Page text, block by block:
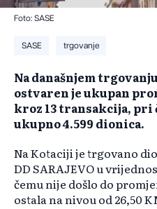
Foto: SASE
SASE trgovanje
Na današnjem
ostvaren je ukupan
kroz 13 transakcija, pri
ukupno 4.599 dionica.
Na Kotaciji je trgovano
DD SARAJEVO u
čemu nije došlo do
ostala na nivou od 26,50